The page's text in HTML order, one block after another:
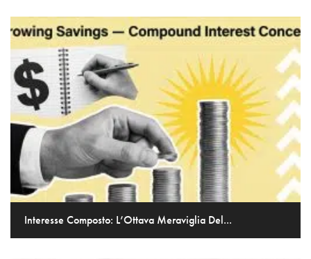
Interesse Composto: L’Ottava Meraviglia Del...